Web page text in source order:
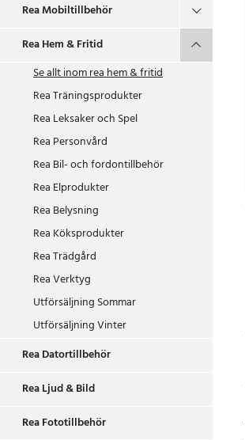
Rea Mobiltillbehör
Rea Hem & Fritid
Se allt inomrea hem & fritid
Rea Träningsprodukter
Rea Leksaker och Spel
Rea Personvård
Rea Bil- och fordontillbehör
Rea Elprodukter
Rea Belysning
Rea Köksprodukter
Rea Trädgård
Rea Verktyg
Utförsäljning Sommar
Utförsäljning Vinter
Rea Datortillbehör
Rea Ljud & Bild
Rea Fototillbehör